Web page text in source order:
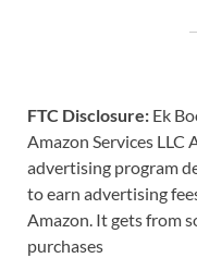
FTC Disclosure: Ek
Amazon Services LLC
advertising program
to earn advertising
Amazon. It gets from
purchases